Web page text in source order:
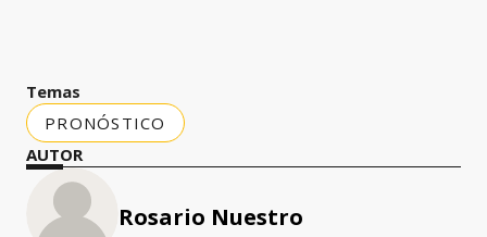
Temas
PRONÓSTICO
AUTOR
Rosario Nuestro